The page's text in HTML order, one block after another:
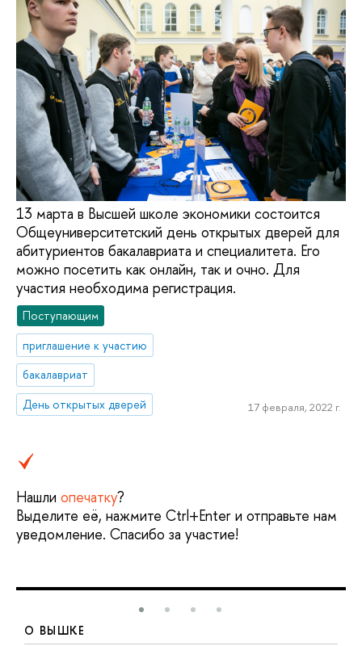
13 марта в Высшей школе экономики состоится
Общеуниверситетский день открытых дверей для
абитуриентов бакалавриата и специалитета. Его
можно посетить как онлайн, так и очно. Для
участия необходима регистрация.
Поступающим
приглашение к участию
бакалавриат
День открытых дверей
17 февраля, 2022 г.
Нашли опечатку?
Выделите её, нажмите Ctrl+Enter и отправьте нам
уведомление. Спасибо за участие!
О ВЫШКЕ